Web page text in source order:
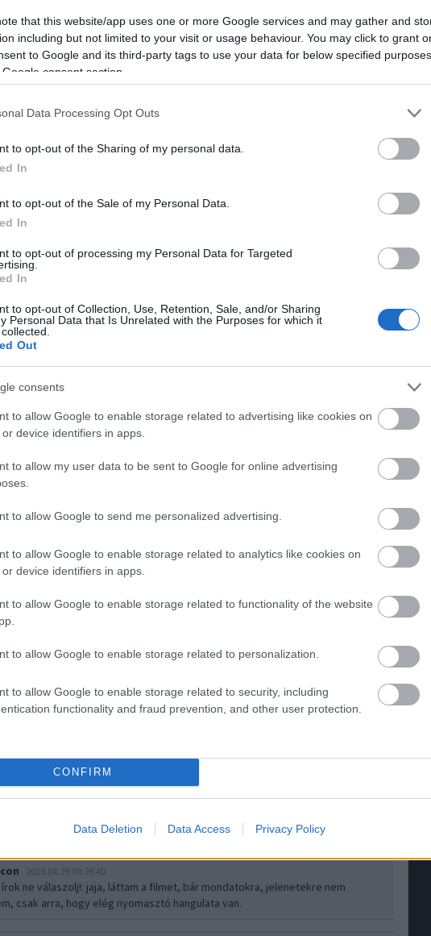
that this website/app uses one or more Google services and may gather and
including but not limited to your visit or usage behaviour. You may click to grant
to Google and its third-party tags to use your data for below specified purposes
consent section.
Data Processing Opt Outs
to opt-out of the Sharing of my personal data.
In
to opt-out of the Sale of my Personal Data.
In
to opt-out of processing my Personal Data for Targeted
In
to opt-out of Collection, Use, Retention, Sale, and/or Sharing
Personal Data that Is Unrelated with the Purposes for which it
Out
consents
to allow Google to enable storage related to advertising like cookies on
device identifiers in apps.
to allow my user data to be sent to Google for online advertising
to allow Google to send me personalized advertising.
to allow Google to enable storage related to analytics like cookies on
device identifiers in apps.
to allow Google to enable storage related to functionality of the website
to allow Google to enable storage related to personalization.
to allow Google to enable storage related to security, including
functionality and fraud prevention, and other user protection.
CONFIRM
Data Deletion Data Access Privacy Policy
2019.07.10 08:27:51
elején összesen kétszer voltam mg. építőtáborban (Kunbaja és
de mindkét helyen épületben laktunk. Mondjuk, a komfort fokozata kb. a
TÖRTÉNELEM Napi érdekes - 292 2019.06.09 12:00:00
2019.06.09 12:26:32
Carly olyannak festette le és úgy, ahogy ő látta azokat a fákat, sőt, 3,5
lett volna ilyen szabatosan megfogalmazni az érzéseit. De ebből az
hogy a zsűrinek eszébe sem jutott, hogy a legtöbb gyerek művész.
1872. Fogorvos munkában, valahol az Egyesült Államokban..
2019.05.08 08:28:14
miatt, Atatürk első blikkre Louis de Funesre emlékeztet. :)
pilóta további sorsáról lehet valamit tudni? (lusta vagyok gúglizni)
TÖRTÉNELEM Napi érdekes - 286 2019.04.28 12:00:00
színezett kép..
Point Pleasant-hez kapcsolódik a Mothman legendája és a híd leomlása
2019.04.29 09:26:40
írok ne válaszolj!: jaja, láttam a filmet, bár mondatokra, jelenetekre nem
csak arra, hogy elég nyomasztó hangulata van.